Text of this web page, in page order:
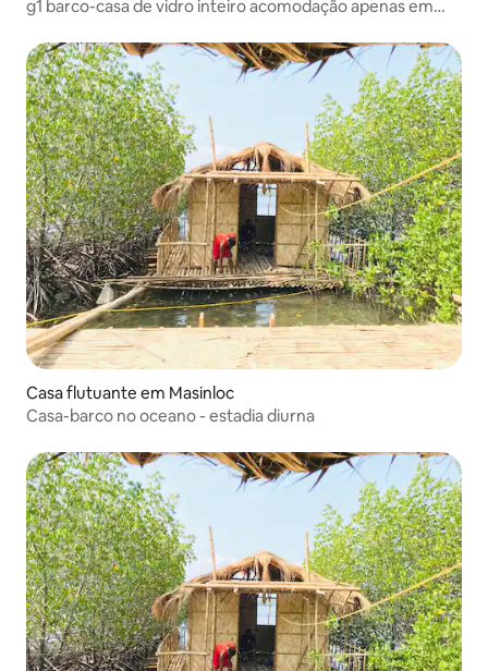
g1 barco-casa de vidro inteiro acomodação apenas em
Casa flutuante em Masinloc
Casa-barco no oceano - estadia diurna